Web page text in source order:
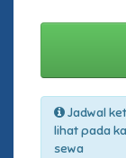
Jadwal
lihat pada
sewa